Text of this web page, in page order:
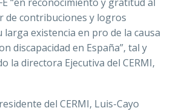
de contribuciones y logros
larga existencia en pro de la causa
discapacidad en España”, tal y
la directora Ejecutiva del CERMI,
del CERMI, Luis-Cayo